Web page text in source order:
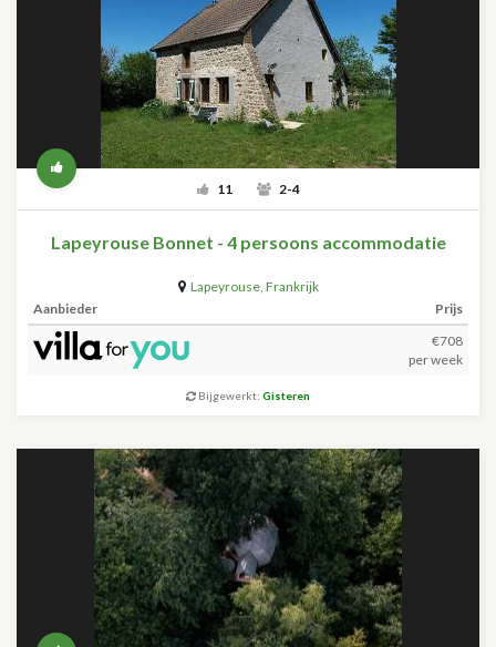
11 2-4
Lapeyrouse Bonnet - 4 persoons accommodatie
Lapeyrouse, Frankrijk
Aanbieder
Prijs
€708
per week
Bijgewerkt: Gisteren